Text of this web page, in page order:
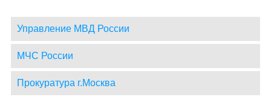
Управление МВД России
МЧС России
Прокуратура г.Москва